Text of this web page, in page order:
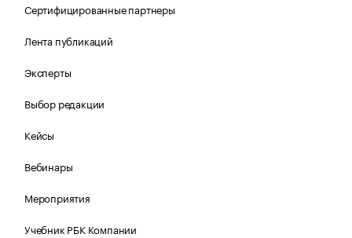
Сертифицированные партнеры
Лента публикаций
Эксперты
Выбор редакции
Кейсы
Вебинары
Мероприятия
Учебник РБК Компании